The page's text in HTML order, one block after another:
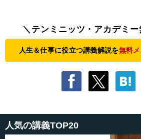
＼テンミニッツ・アカデミ
人生＆仕事に役立つ講義解説を無料
人気の講義TOP20